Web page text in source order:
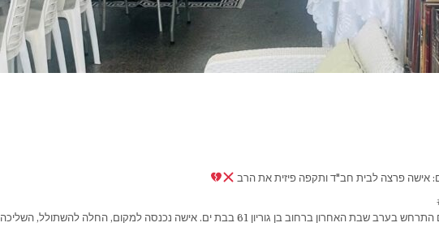
אישה פרצה לבית חב"ד ותקפה פיזית את הרב
אירוע חריג ומקומם התרחש בערב שבת האחרון ברחוב בן גוריון 61 בבת ים. אישה נכנסה למקום, החלה להשתולל, השליכה